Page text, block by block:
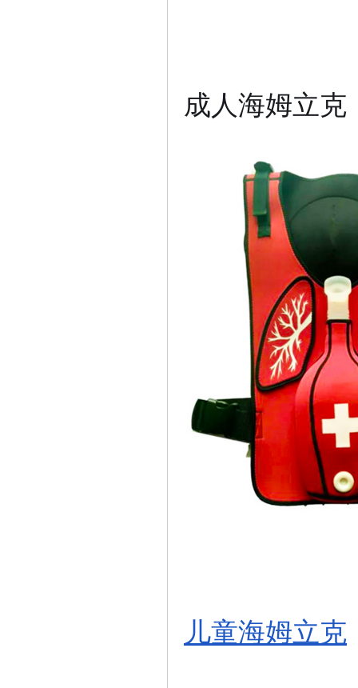
​成人海姆立克
儿童海姆立克